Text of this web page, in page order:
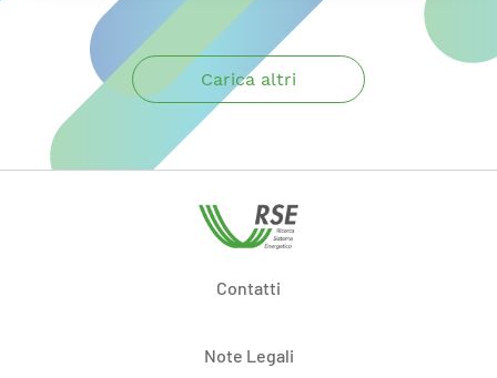
Carica altri
Contatti
Note Legali